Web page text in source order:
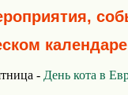
календаре
- День кота в